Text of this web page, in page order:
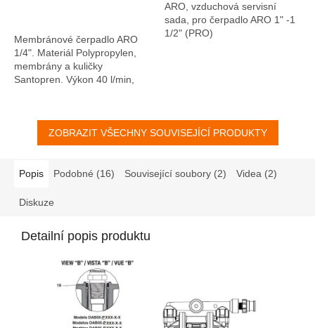
Membránové čerpadlo ARO
1/4". Materiál Polypropylen,
membrány a kuličky
Santopren. Výkon 40 l/min,
ARO, vzduchová servisní
sada, pro čerpadlo ARO 1" -1
1/2" (PRO)
ZOBRAZIT VŠECHNY SOUVISEJÍCÍ PRODUKTY
Popis Podobné (16) Související soubory (2) Videa (2)
Diskuze
Detailní popis produktu